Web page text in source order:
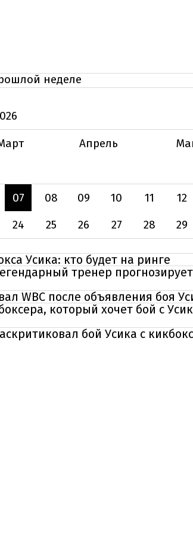
неделе
Апрель
07 08 09 10 11 12
24 25 26 27 28 29
Усика: кто будет на ринге
тренер
WBC после объявления боя
который хочет бой с
бой Усика с